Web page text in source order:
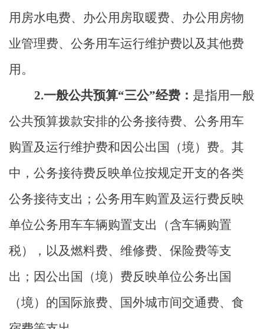
用房水电费、办公用房取暖费、办公用房物
业管理费、公务用车运行维护费以及其他费
用。
2.一般公共预算“三公”经费： 是指用一般
公共预算拨款安排的公务接待费、公务用车
购置及运行维护费和因公出国（境）费。其
中，公务接待费反映单位按规定开支的各类
公务接待支出；公务用车购置及运行费反映
单位公务用车车辆购置支出（含车辆购置
税），以及燃料费、维修费、保险费等支
出；因公出国（境）费反映单位公务出国
（境）的国际旅费、国外城市间交通费、食